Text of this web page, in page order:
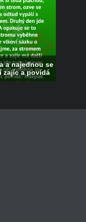
a najednou se
zajíc a povídá